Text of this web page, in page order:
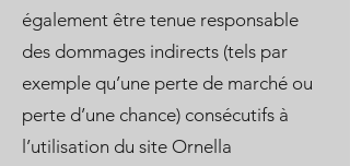
également être tenue responsable
des dommages indirects (tels par
exemple qu’une perte de marché ou
perte d’une chance) consécutifs à
l’utilisation du site Ornella